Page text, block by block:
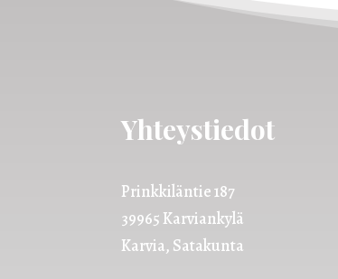
Yhteystiedot
Prinkkiläntie 187
39965 Karviankylä
Karvia, Satakunta